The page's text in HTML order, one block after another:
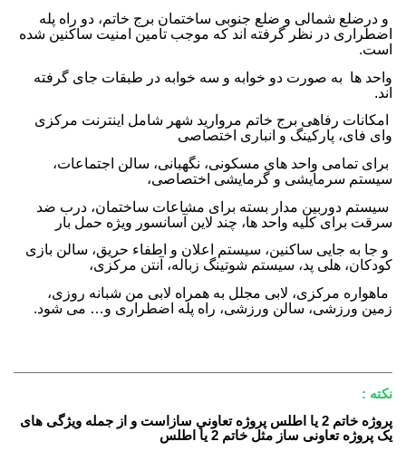
و درضلع شمالی و ضلع جنوبی ساختمان برج خاتم، دو راه پله
اضطراری در نظر گرفته اند که موجب تامین امنیت ساکنین شده
است.
واحد ها به صورت دو خوابه و سه خوابه در طبقات جای گرفته
اند.
امکانات رفاهی برج خاتم مروارید شهر شامل اینترنت مرکزی
وای فای، پارکینگ و انباری اختصاصی
برای تمامی واحد های مسکونی، نگهبانی، سالن اجتماعات،
سیستم سرمایشی و گرمایشی اختصاصی،
سیستم دوربین مدار بسته برای مشاعات ساختمان، درب ضد
سرقت برای کلیه واحد ها، چند لاین آسانسور ویژه حمل بار
و جا به جایی ساکنین، سیستم اعلان و اطفاء حریق، سالن بازی
کودکان، هلی پد، سیستم شوتینگ زباله، آنتن مرکزی،
ماهواره مرکزی، لابی مجلل به همراه لابی من شبانه روزی،
زمین ورزشی، سالن ورزشی، راه پله اضطراری و… می شود.
نکته :
پروژه خاتم 2 یا اطلس پروژه تعاوني سازاست و از جمله ویژگی های
یک پروژه تعاونی ساز مثل خاتم 2 یا اطلس